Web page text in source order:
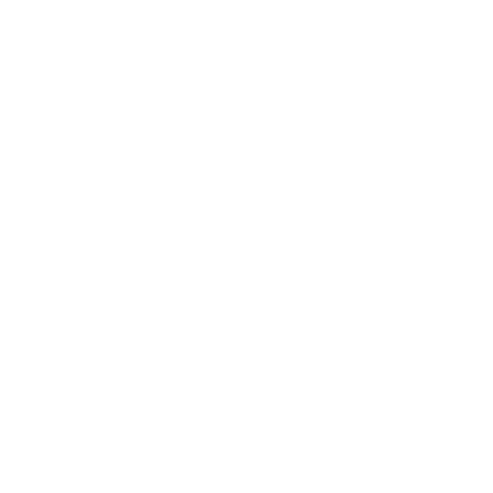
này được thiết kế để đáp ứng toàn diện nhu
vị thế của Samsung trong phân khúc.
cấp giúp máy rất nhẹ (khoảng 184g), bám tay và hạn